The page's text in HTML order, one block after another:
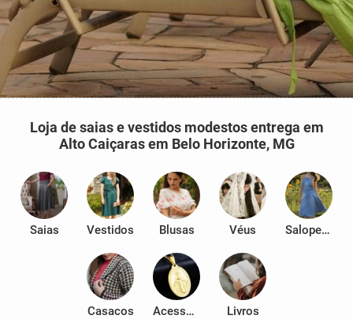
Loja de saias e vestidos modestos entrega em
Alto Caiçaras em Belo Horizonte, MG
Saias Vestidos Blusas Véus Salopetes
Casacos Acessórios Livros